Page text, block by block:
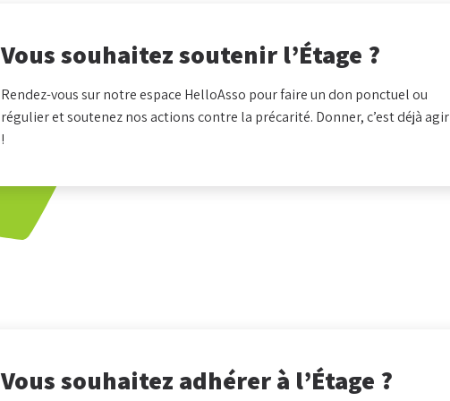
Vous souhaitez soutenir l’Étage ?
Rendez-vous sur notre espace HelloAsso pour faire un don ponctuel ou
régulier et soutenez nos actions contre la précarité. Donner, c’est déjà agir
!
Vous souhaitez adhérer à l’Étage ?